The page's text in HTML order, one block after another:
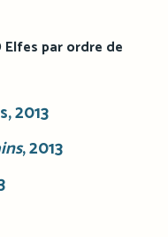
par ordre de
2013
, 2013